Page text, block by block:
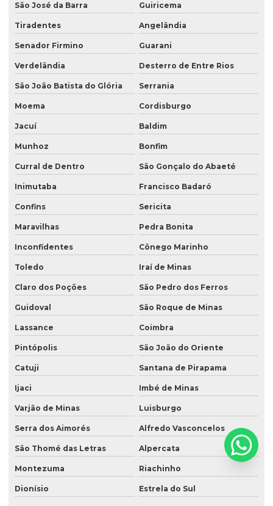
São José da Barra Guiricema
Tiradentes Angelândia
Senador Firmino Guarani
Verdelândia Desterro de Entre Rios
São João Batista do Glória Serrania
Moema Cordisburgo
Jacuí Baldim
Munhoz Bonfim
Curral de Dentro São Gonçalo do Abaeté
Inimutaba Francisco Badaró
Confins Sericita
Maravilhas Pedra Bonita
Inconfidentes Cônego Marinho
Toledo Iraí de Minas
Claro dos Poções São Pedro dos Ferros
Guidoval São Roque de Minas
Lassance Coimbra
Pintópolis São João do Oriente
Catuji Santana de Pirapama
Ijaci Imbé de Minas
Varjão de Minas Luisburgo
Serra dos Aimorés Alfredo Vasconcelos
São Thomé das Letras Alpercata
Montezuma Riachinho
Dionísio Estrela do Sul